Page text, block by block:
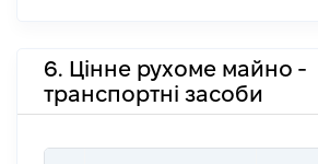
6. Цінне рухоме майно -
транспортні засоби